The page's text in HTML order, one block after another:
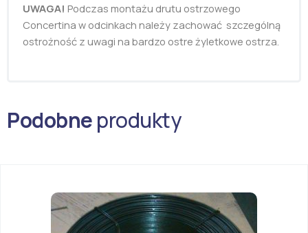
UWAGA! Podczas montażu drutu ostrzowego
Concertina w odcinkach należy zachować szczególną
ostrożność z uwagi na bardzo ostre żyletkowe ostrza.
Podobneprodukty